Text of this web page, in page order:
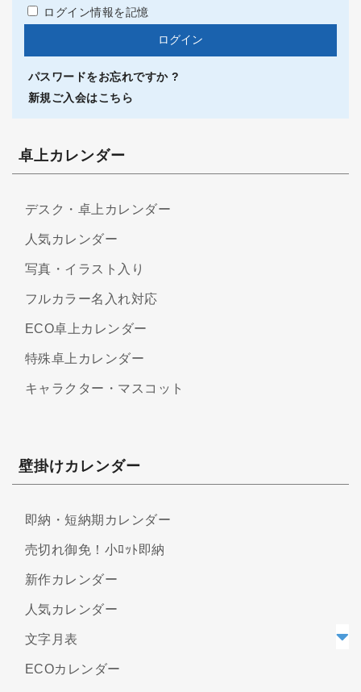
ログイン情報を記憶
パスワードをお忘れですか ?
新規ご入会はこちら
卓上カレンダー
デスク・卓上カレンダー
人気カレンダー
写真・イラスト入り
フルカラー名入れ対応
ECO卓上カレンダー
特殊卓上カレンダー
キャラクター・マスコット
壁掛けカレンダー
即納・短納期カレンダー
売切れ御免！小ﾛｯﾄ即納
新作カレンダー
人気カレンダー
文字月表
ECOカレンダー